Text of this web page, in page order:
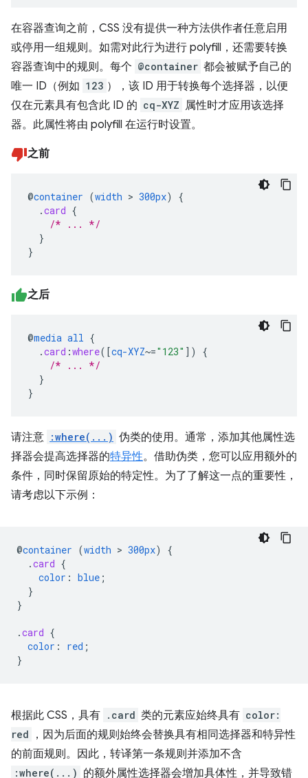
在容器查询之前，CSS 没有提供一种方法供作者任意启用
或停用一组规则。如需对此行为进行 polyfill，还需要转换
容器查询中的规则。每个 @container 都会被赋予自己的
唯一 ID（例如 123 ），该 ID 用于转换每个选择器，以便
仅在元素具有包含此 ID 的 cq-XYZ 属性时才应用该选择
器。此属性将由 polyfill 在运行时设置。
之前
@container (width > 300px)
{
.card {
/* ... */
}
}
之后
@media all {
.card :where([cq-XYZ~="123" ])
{
/* ... */
}
}
请注意 :where(...) 伪类的使用。通常，添加其他属性选
择器会提高选择器的特异性。借助伪类，您可以应用额外的
条件，同时保留原始的特定性。为了了解这一点的重要性，
请考虑以下示例：
@container (width > 300px)
{
.card {
color : blue ;
}
}
.card {
color : red ;
}
根据此 CSS，具有 .card 类的元素应始终具有 color:
red
，因为后面的规则始终会替换具有相同选择器和特异性
的前面规则。因此，转译第一条规则并添加不含
:where(...) 的额外属性选择器会增加具体性，并导致错